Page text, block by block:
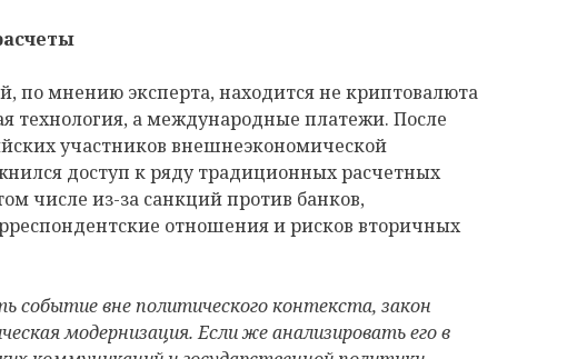
по мнению эксперта, находится не криптовалюта
технология, а международные платежи. После
участников внешнеэкономической
доступ к ряду традиционных расчетных
числе из-за санкций против банков,
отношения и рисков вторичных
событие вне политического контекста, закон
модернизация. Если же анализировать его в